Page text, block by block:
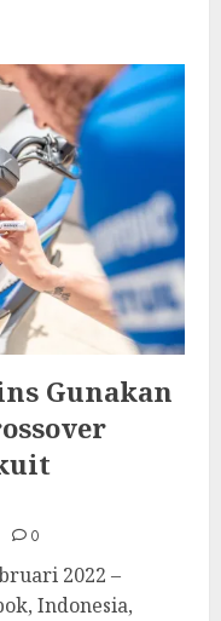
Gunakan
0
2022 –
Indonesia,